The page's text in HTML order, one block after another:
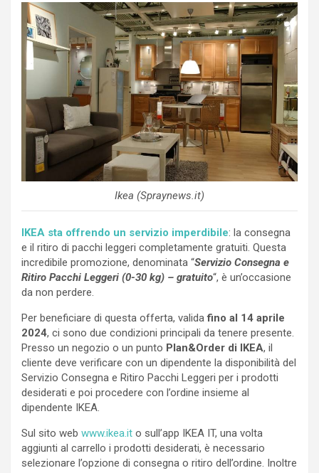
Ikea (Spraynews.it)
IKEA sta offrendo un servizio imperdibile: la consegna
e il ritiro di pacchi leggeri completamente gratuiti. Questa
incredibile promozione, denominata “Servizio Consegna e
Ritiro Pacchi Leggeri (0-30 kg) – gratuito“, è un’occasione
da non perdere.
Per beneficiare di questa offerta, validafino al 14 aprile
2024, ci sono due condizioni principali da tenere presente.
Presso un negozio o un punto Plan&Order di IKEA, il
cliente deve verificare con un dipendente la disponibilità del
Servizio Consegna e Ritiro Pacchi Leggeri per i prodotti
desiderati e poi procedere con l’ordine insieme al
dipendente IKEA.
Sul sito web www.ikea.it o sull’app IKEA IT, una volta
aggiunti al carrello i prodotti desiderati, è necessario
selezionare l’opzione di consegna o ritiro dell’ordine. Inoltre